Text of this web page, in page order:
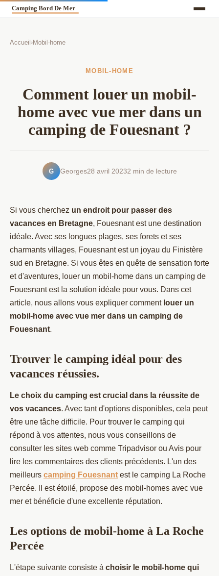
Accueil ›Mobil-home
MOBIL-HOME
Comment louer un mobil-
home avec vue mer dans un
camping de Fouesnant ?
G Georges28 avril 20232 min de lecture
Si vous cherchez un endroit pour passer des
vacances en Bretagne, Fouesnant est une destination
idéale. Avec ses longues plages, ses forets et ses
charmants villages, Fouesnant est un joyau du Finistère
sud en Bretagne. Si vous êtes en quête de sensation forte
et d'aventures, louer un mobil-home dans un camping de
Fouesnant est la solution idéale pour vous. Dans cet
article, nous allons vous expliquer comment louer un
mobil-home avec vue mer dans un camping de
Fouesnant.
Trouver le camping idéal pour des
vacances réussies.
Le choix du camping est crucial dans la réussite de
vos vacances. Avec tant d'options disponibles, cela peut
être une tâche difficile. Pour trouver le camping qui
répond à vos attentes, nous vous conseillons de
consulter les sites web comme Tripadvisor ou Avis pour
lire les commentaires des clients précédents. L'un des
meilleurs camping Fouesnant est le camping La Roche
Percée. Il est étoilé, propose des mobil-homes avec vue
mer et bénéficie d'une excellente réputation.
Les options de mobil-home à La Roche
Percée
L'étape suivante consiste à choisir le mobil-home qui